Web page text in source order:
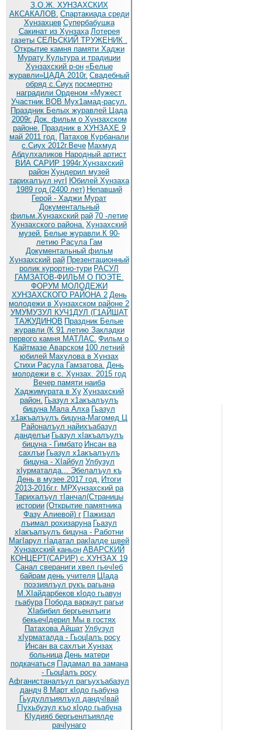
З.О.Ж. ХУНЗАХСКИХ
АКСАКАЛОВ. Спартакиада среди
Хунзахцев Супербабушка
Сакинат из Хунзаха Лотерея
газеты СЕЛЬСКИЙ ТРУЖЕНИК .
Открытие камня памяти Хаджи
Мурату Культура и традиции
Хунзахский р-он «Белые
журавли»ЦАДА 2010г. Cвадебный
обряд c.Сиух посмертно
наградили Орденом «Мужест
Участник ВОВ Мух1амад-расул.
Праздник Белых журавлей Цада
2009г. Док. фильм о Хунзахском
районе. Праздник в ХУНЗАХЕ 9
май 2011 год. Патахов Курбанали
с.Сиух 2012г.Вече Махмуд
Абдулхаликов Народный артист
ВИА САРИР 1994г.Хунзахский
район Хундерил музей
тарихалъул нугI Юбилей Хунзаха
1989 год (2400 лет) Непавший
Герой - Хаджи Мурат
Документальный
фильм.Хунзахский рай 70 -летие
Хунзахского района. Хунзахский
музей. Белые журавли.К 90-
летию Расула Гам
Документальный фильм
Хунзахский рай Презентационный
ролик курортно-тури РАСУЛ
ГАМЗАТОВ-ФИЛЬМ О ПОЭТЕ.
ФОРУМ МОЛОДЕЖИ
ХУНЗАХСКОГО РАЙОНА 2 День
молодежи в Хунзахском районе 2
УМУМУЗУЛ КУЧ1ДУЛ (Г1АЙШАТ
ТАЖУДИНОВ Праздник Белые
журавли (К 91 летию Закладки
первого камня МАТЛАС. Фильм о
Кайтмазе Аварском 100 летний
юбилей Махулова в Хунзах
Стихи Расула Гамзатова. День
молодежи в с. Хунзах. 2015 год
Вечер памяти наиба
Хаджимурата в Ху Хунзахский
район. Гьазул х1акъалъулъ
бицуна Мала Алха Гьазул
х1акъалъулъ бицуна-Магомед Ц
Районалъул найихъабазул
данделъи Гьазул хIакъалъулъ
бицуна - Гимбато Инсан ва
сахлъи Гьазул х1акъалъулъ
бицуна - ХIайбул Улбузул
хIурматалда... Эбелалъул къ
День в музее.2017 год. Итоги
2013-2016г.г. МРХунзахский ра
Тарихалъул тIанчал(Страницы
истории (Открытие памятника
Фазу Алиевой) г ГIажизал
лъимал рохизаруна Гьазул
хIакъалъулъ бицуна - Работни
МагIарул гIадатал ракIалде щвей
Хунзахский каньон АВАРСКИЙ
КОНЦЕРТ(САРИР) с.ХУНЗАХ 19
Санал свераниги хвел гьечIеб
байрам день учителя ЦIада
поэзиялъул рукъ рагьана
М.ХIайдарбеков кIодо гьавун
гьабура ГIобода варкаут рагьи
ХIабибил бергьенлъиги
бекьечIдерил Мы в гостях
Патахова Айшат Улбузул
хIурматалда - ГьоцIалъ росу
Инсан ва сахлъи Хунзах
больница День матери
подкачаться ГIадамал ва замана
- ГьоцIалъ росу
Афганистаналъул рагъухъабазул
дандч 8 Март кIодо гьабуна
Гьудуллъиялъул дандчIвай
ГIухьбузул къо кIодо гьабуна
КIудияб бергьенлъиялде
рачIунаго